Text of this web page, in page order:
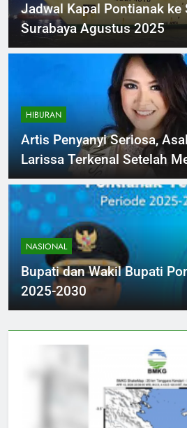
Jadwal Kapal Pontianak ke
Surabaya Agustus 2025
HIBURAN
Artis Penyanyi Seriosa,
Larissa Terkenal Setelah
Indonesia’s Got Talent
NASIONAL
Bupati dan Wakil Bupati
2025-2030